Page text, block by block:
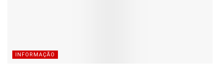
INFORMAÇÃO